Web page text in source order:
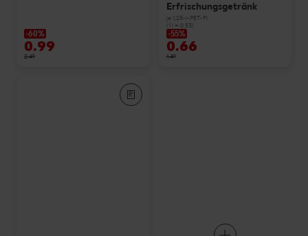
-60%
0.99
2.49
Erfrischungsgetränk
je 1,25-l-PET-Fl.
(1 l = 0.53)
-55%
0.66
1.49